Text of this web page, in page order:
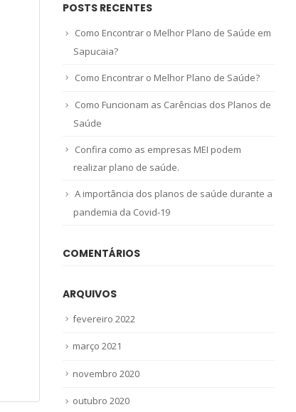
POSTS RECENTES
Como Encontrar o Melhor Plano de Saúde em
Sapucaia?
Como Encontrar o Melhor Plano de Saúde?
Como Funcionam as Carências dos Planos de
Saúde
Confira como as empresas MEI podem
realizar plano de saúde.
A importância dos planos de saúde durante a
pandemia da Covid-19
COMENTÁRIOS
ARQUIVOS
fevereiro 2022
março 2021
novembro 2020
outubro 2020